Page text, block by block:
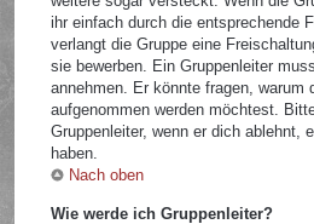
ihr einfach durch die entsprechende
verlangt die Gruppe eine
sie bewerben. Ein Gruppenleiter
annehmen. Er könnte fragen, warum
aufgenommen werden möchtest.
Gruppenleiter, wenn er dich ablehnt,
haben.
Nach oben
Wie werde ich Gruppenleiter?